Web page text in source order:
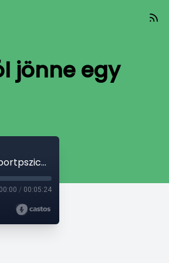
jönne egy
Bordás Sándor: „Minden csapatba jól jönne egy sportpszichológus”
00:00 / 00:05:24